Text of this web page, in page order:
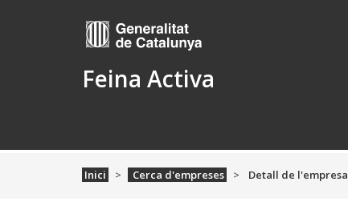
Feina Activa
Inici Cerca d'empreses Detall de l'empresa